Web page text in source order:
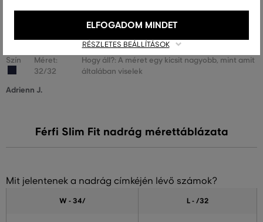
Szín
Méret:
32/32
Hogy áll?: A méret egy kicsit nagyobb, mint amit
általában viselek
Adrienn J.
Férfi Slim Fit nadrág mérettáblázata
Mit jelentenek a nadrág címkéjén lévő számok?
W - 34/ L - /32
RÉSZLETES BEÁLLÍTÁSOK
ELFOGADOM MINDET